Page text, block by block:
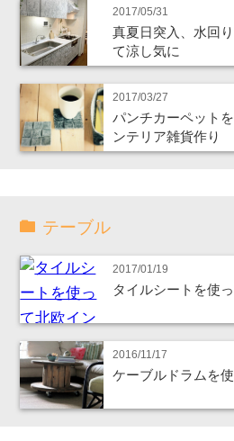
2017/05/31
真夏日突入、水回
て涼し気に
2017/03/27
パンチカーペット
ンテリア雑貨作り
テーブル
2017/01/19
タイルシートを使
2016/11/17
ケーブルドラムを